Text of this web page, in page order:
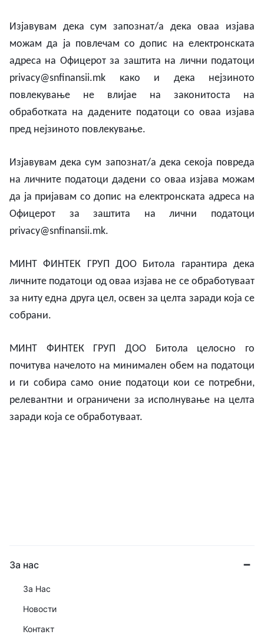
Изјавувам дека сум запознат/а дека оваа изјава
можам да ја повлечам со допис на електронската
адреса на Офицерот за заштита на лични податоци
privacy@snfinansii.mk како и дека нејзиното
повлекување не влијае на законитоста на
обработката на дадените податоци со оваа изјава
пред нејзиното повлекување.
Изјавувам дека сум запознат/а дека секоја повреда
на личните податоци дадени со оваа изјава можам
да ја пријавам со допис на електронската адреса на
Офицерот за заштита на лични податоци
privacy@snfinansii.mk.
МИНТ ФИНТЕК ГРУП ДОО Битола гарантира дека
личните податоци од оваа изјава не се обработуваат
за ниту една друга цел, освен за целта заради која се
собрани.
МИНТ ФИНТЕК ГРУП ДОО Битола целосно
го
почитува начелото на минимален обем на податоци
и ги собира само оние податоци кои се потребни,
релевантни и ограничени за исполнување на целта
заради која се обработуваат.
За нас
За Нас
Новости
Контакт